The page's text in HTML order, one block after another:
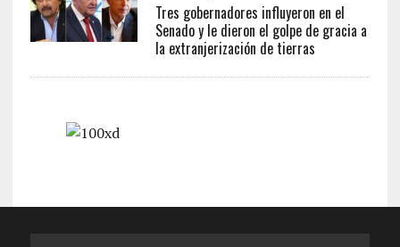
Tres gobernadores influyeron en el
Senado y le dieron el golpe de gracia a
la extranjerización de tierras